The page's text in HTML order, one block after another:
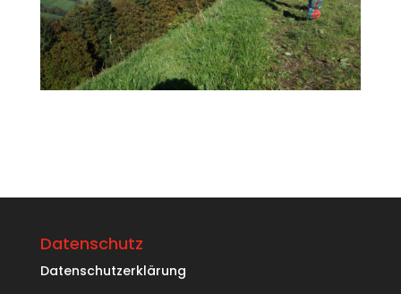
Datenschutz
Datenschutzerklärung